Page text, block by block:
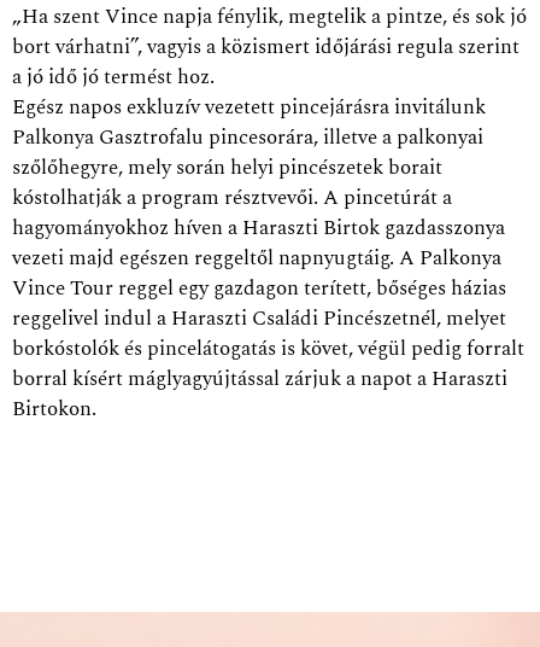
„Ha szent Vince napja fénylik, megtelik a pintze, és sok jó
bort várhatni”, vagyis a közismert időjárási regula szerint
a jó idő jó termést hoz.
Egész napos exkluzív vezetett pincejárásra invitálunk
Palkonya Gasztrofalu pincesorára, illetve a palkonyai
szőlőhegyre, mely során helyi pincészetek borait
kóstolhatják a program résztvevői. A pincetúrát a
hagyományokhoz híven a Haraszti Birtok gazdasszonya
vezeti majd egészen reggeltől napnyugtáig. A Palkonya
Vince Tour reggel egy gazdagon terített, bőséges házias
reggelivel indul a Haraszti Családi Pincészetnél, melyet
borkóstolók és pincelátogatás is követ, végül pedig forralt
borral kísért máglyagyújtással zárjuk a napot a Haraszti
Birtokon.